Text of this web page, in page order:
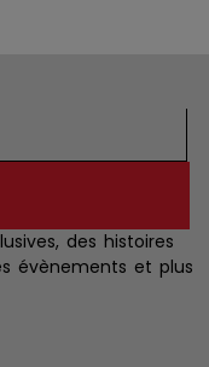
des histoires
évènements et plus